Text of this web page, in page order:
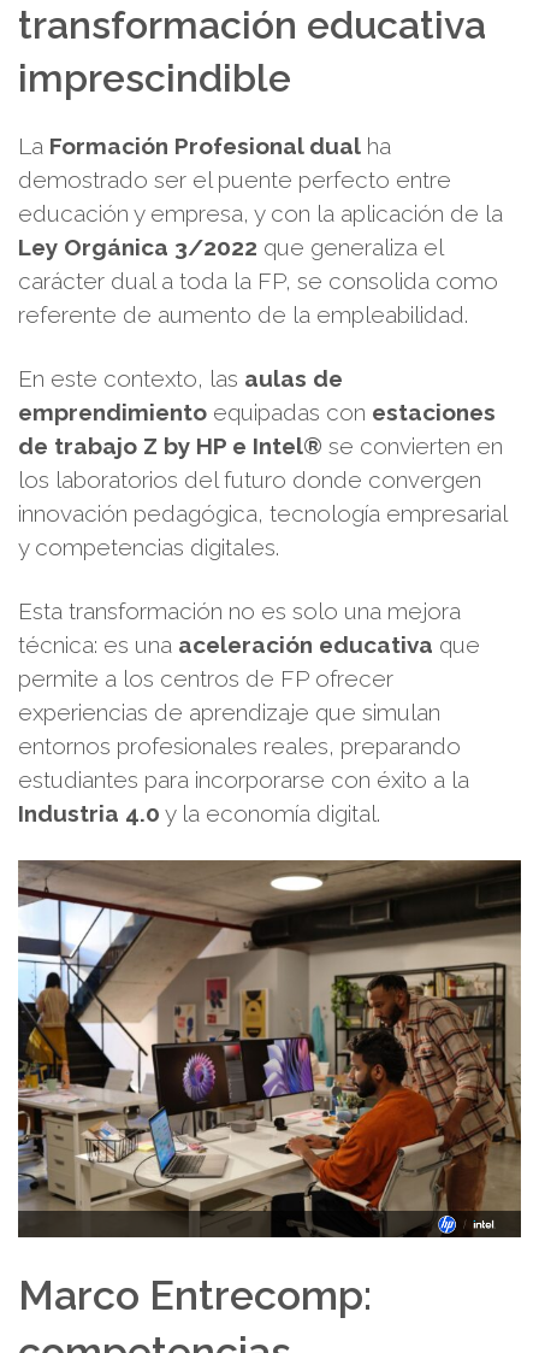
transformación educativa
imprescindible
La Formación Profesional dual ha
demostrado ser el puente perfecto entre
educación y empresa, y con la aplicación de la
Ley Orgánica 3/2022 que generaliza el
carácter dual a toda la FP, se consolida como
referente de aumento de la empleabilidad.
En este contexto, las aulas de
emprendimiento equipadas con estaciones
de trabajo Z by HP e Intel® se convierten en
los laboratorios del futuro donde convergen
innovación pedagógica, tecnología empresarial
y competencias digitales.
Esta transformación no es solo una mejora
técnica: es una aceleración educativa que
permite a los centros de FP ofrecer
experiencias de aprendizaje que simulan
entornos profesionales reales, preparando
estudiantes para incorporarse con éxito a la
Industria 4.0 y la economía digital.
Marco Entrecomp: